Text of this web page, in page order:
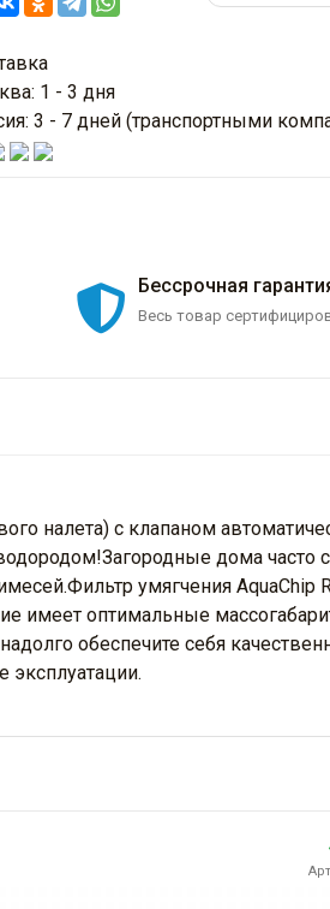
1 - 3 дня
3 - 7 дней (транспортными
Бессрочная
Весь товар
налета) с клапаном
дома часто
умягчения AquaChip
имеет оптимальные
обеспечите себя
эксплуатации.